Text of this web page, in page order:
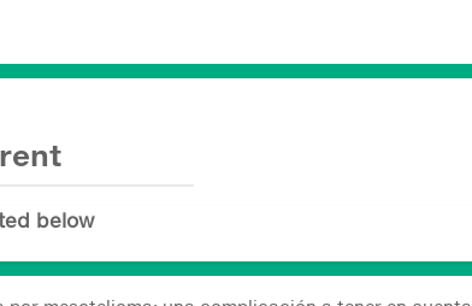
below